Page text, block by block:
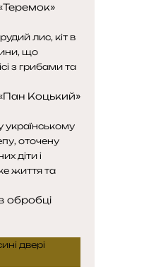
Коцький»
обробці